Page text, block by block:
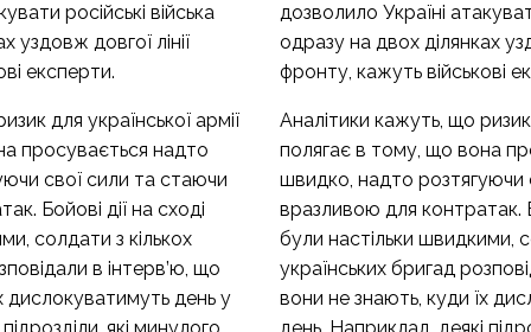
російські війська
уздовж довгої лінії
експерти.
для української армії
просувається надто
свої сили та стаючи
Бойові дії на сході
солдати з кількох
в інтерв’ю, що
дислокуватимуть день у
дозволило Україні
одразу на двох ділянках
фронту, кажуть військові
Аналітики кажуть, що ризик
полягає в тому, що вона
швидко, надто розтягуючи
вразливою для контратак.
були настільки швидкими,
українських бригад
вони не знають, куди їх